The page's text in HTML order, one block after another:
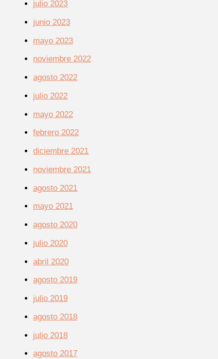
julio 2023
junio 2023
mayo 2023
noviembre 2022
agosto 2022
julio 2022
mayo 2022
febrero 2022
diciembre 2021
noviembre 2021
agosto 2021
mayo 2021
agosto 2020
julio 2020
abril 2020
agosto 2019
julio 2019
agosto 2018
julio 2018
agosto 2017